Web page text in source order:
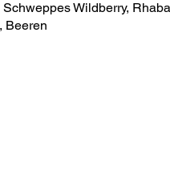
Schweppes Wildberry,
Beeren